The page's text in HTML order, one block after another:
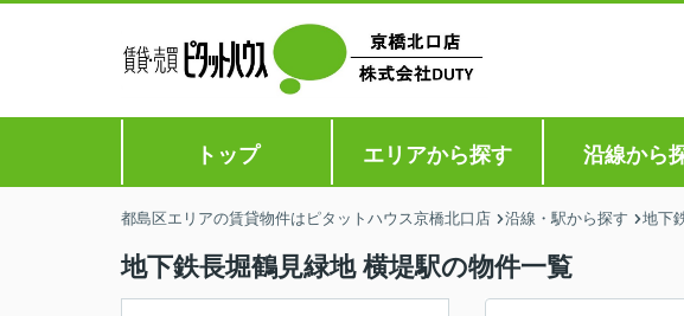
トップ エリアから探す 沿線から
都島区エリアの賃貸物件はピタットハウス京橋北口店 沿線・駅から探す 地下
地下鉄長堀鶴見緑地 横堤駅の物件一覧